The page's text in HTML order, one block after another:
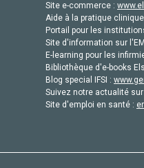
Site e-commerce :
Aide à la pratique
Portail pour les
Site d'information sur
E-learning pour les
Bibliothèque d'e-books
Blog special IFSI :
Suivez notre actualité
Site d'emploi en santé :